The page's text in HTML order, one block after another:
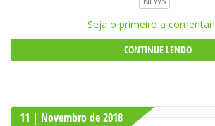
Seja o primeiro a comentar!
CONTINUE LENDO
11 | Novembrode2018